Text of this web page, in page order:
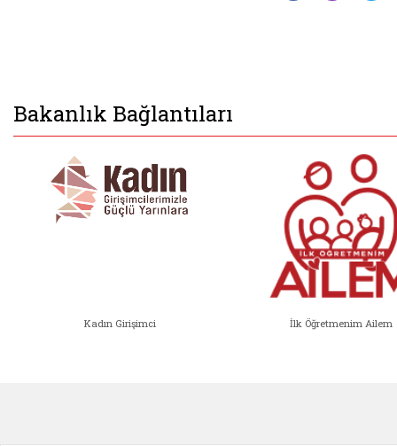
Bakanlık Bağlantıları
Kadın Girişimci İlk Öğretmenim Ailem